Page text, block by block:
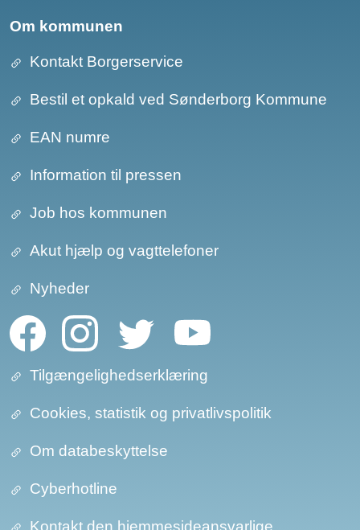
Om kommunen
Kontakt Borgerservice
Bestil et opkald ved Sønderborg Kommune
EAN numre
Information til pressen
Job hos kommunen
Akut hjælp og vagttelefoner
Nyheder
Tilgængelighedserklæring
Cookies, statistik og privatlivspolitik
Om databeskyttelse​​
Cyberhotline
Kontakt den hjemmesideansvarlige